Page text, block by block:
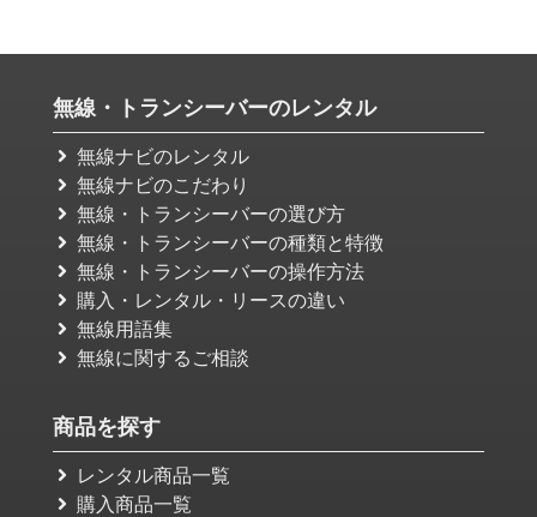
無線・トランシーバーのレンタル
無線ナビのレンタル
無線ナビのこだわり
無線・トランシーバーの選び方
無線・トランシーバーの種類と特徴
無線・トランシーバーの操作方法
購入・レンタル・リースの違い
無線用語集
無線に関するご相談
商品を探す
レンタル商品一覧
購入商品一覧